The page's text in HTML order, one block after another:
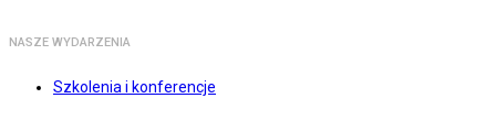
NASZE WYDARZENIA
Szkolenia i konferencje